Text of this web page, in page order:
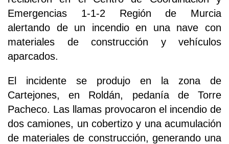
Emergencias 1-1-2 Región de Murcia
alertando de un incendio en una nave con
materiales de construcción y vehículos
aparcados.
El incidente se produjo en la zona de
Cartejones, en Roldán, pedanía de Torre
Pacheco. Las llamas provocaron el incendio de
dos camiones, un cobertizo y una acumulación
de materiales de construcción, generando una